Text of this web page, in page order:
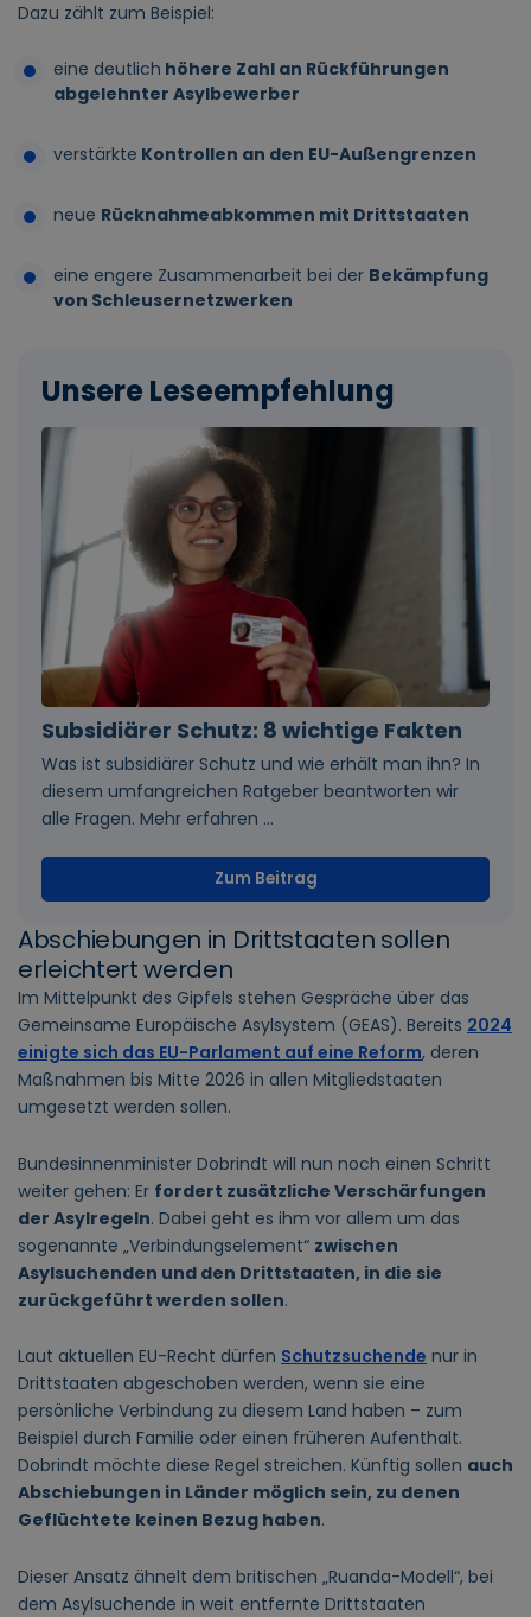
Dazu zählt zum Beispiel:
eine deutlich höhere Zahl an Rückführungen
abgelehnter Asylbewerber
verstärkte Kontrollen an den EU-Außengrenzen
neue Rücknahmeabkommen mit Drittstaaten
eine engere Zusammenarbeit bei der Bekämpfung
von Schleusernetzwerken
Unsere Leseempfehlung
Subsidiärer Schutz: 8 wichtige Fakten
Was ist subsidiärer Schutz und wie erhält man ihn? In
diesem umfangreichen Ratgeber beantworten wir
alle Fragen. Mehr erfahren ...
Zum Beitrag
Abschiebungen in Drittstaaten sollen
erleichtert werden
Im Mittelpunkt des Gipfels stehen Gespräche über das
Gemeinsame Europäische Asylsystem (GEAS). Bereits 2024
einigte sich das EU-Parlament auf eine Reform, deren
Maßnahmen bis Mitte 2026 in allen Mitgliedstaaten
umgesetzt werden sollen.
Bundesinnenminister Dobrindt will nun noch einen Schritt
weiter gehen: Er fordert zusätzliche Verschärfungen
der Asylregeln. Dabei geht es ihm vor allem um das
sogenannte „Verbindungselement“ zwischen
Asylsuchenden und den Drittstaaten, in die sie
zurückgeführt werden sollen.
Laut aktuellen EU-Recht dürfen Schutzsuchende nur in
Drittstaaten abgeschoben werden, wenn sie eine
persönliche Verbindung zu diesem Land haben – zum
Beispiel durch Familie oder einen früheren Aufenthalt.
Dobrindt möchte diese Regel streichen. Künftig sollen auch
Abschiebungen in Länder möglich sein, zu denen
Geflüchtete keinen Bezug haben.
Dieser Ansatz ähnelt dem britischen „Ruanda-Modell“, bei
dem Asylsuchende in weit entfernte Drittstaaten